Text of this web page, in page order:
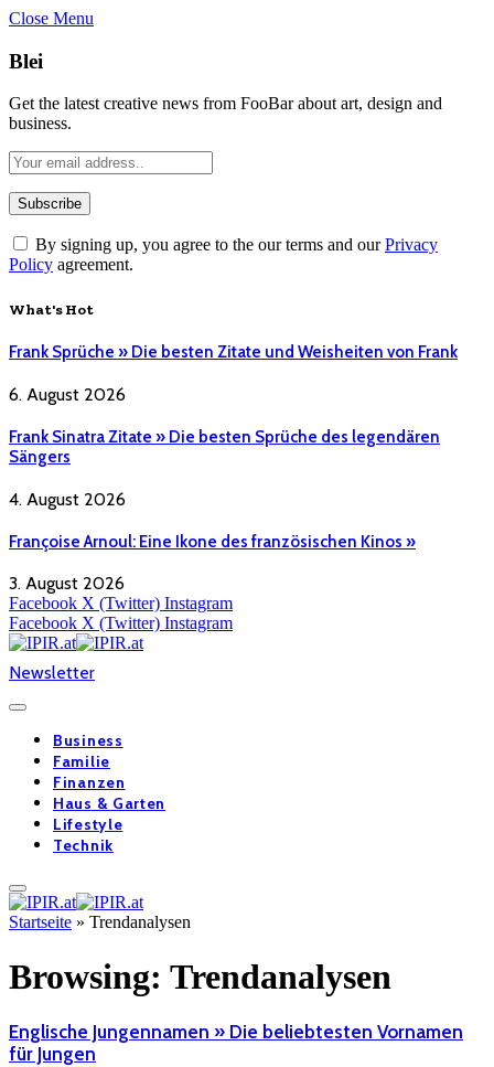
Close Menu
Blei
Get the latest creative news from FooBar about art, design and
business.
By signing up, you agree to the our terms and ourPrivacy
Policy agreement.
What's Hot
Frank Sprüche » Die besten Zitate und Weisheiten von Frank
6. August 2026
Frank Sinatra Zitate » Die besten Sprüche des legendären
Sängers
4. August 2026
Françoise Arnoul: Eine Ikone des französischen Kinos »
3. August 2026
Facebook X (Twitter) Instagram
Facebook X (Twitter) Instagram
Newsletter
Business
Familie
Finanzen
Haus & Garten
Lifestyle
Technik
Startseite » Trendanalysen
Browsing: Trendanalysen
Englische Jungennamen » Die beliebtesten Vornamen
für Jungen